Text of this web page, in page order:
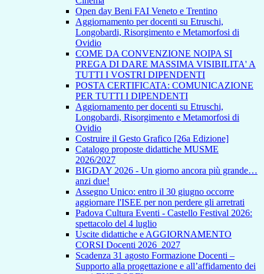
Open day Beni FAI Veneto e Trentino
Aggiornamento per docenti su Etruschi,
Longobardi, Risorgimento e Metamorfosi di
Ovidio
COME DA CONVENZIONE NOIPA SI
PREGA DI DARE MASSIMA VISIBILITA' A
TUTTI I VOSTRI DIPENDENTI
POSTA CERTIFICATA: COMUNICAZIONE
PER TUTTI I DIPENDENTI
Aggiornamento per docenti su Etruschi,
Longobardi, Risorgimento e Metamorfosi di
Ovidio
Costruire il Gesto Grafico [26a Edizione]
Catalogo proposte didattiche MUSME
2026/2027
BIGDAY 2026 - Un giorno ancora più grande…
anzi due!
Assegno Unico: entro il 30 giugno occorre
aggiornare l'ISEE per non perdere gli arretrati
Padova Cultura Eventi - Castello Festival 2026:
spettacolo del 4 luglio
Uscite didattiche e AGGIORNAMENTO
CORSI Docenti 2026_2027
Scadenza 31 agosto Formazione Docenti –
Supporto alla progettazione e all’affidamento dei